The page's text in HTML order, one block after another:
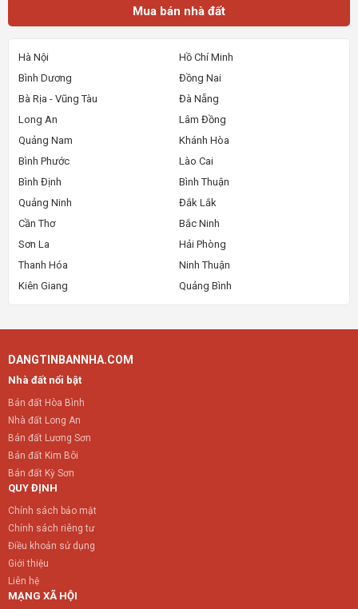
Mua bán nhà đất
Hà Nội
Hồ Chí Minh
Bình Dương
Đồng Nai
Bà Rịa - Vũng Tàu
Đà Nẵng
Long An
Lâm Đồng
Quảng Nam
Khánh Hòa
Bình Phước
Lào Cai
Bình Định
Bình Thuận
Quảng Ninh
Đắk Lắk
Cần Thơ
Bắc Ninh
Sơn La
Hải Phòng
Thanh Hóa
Ninh Thuận
Kiên Giang
Quảng Bình
DANGTINBANNHA.COM
Nhà đất nổi bật
Bán đất Hòa Bình
Nhà đất Long An
Bán đất Lương Sơn
Bán đất Kim Bôi
Bán đất Kỳ Sơn
QUY ĐỊNH
Chính sách bảo mật
Chính sách riêng tư
Điều khoản sử dụng
Giới thiệu
Liên hệ
MẠNG XÃ HỘI